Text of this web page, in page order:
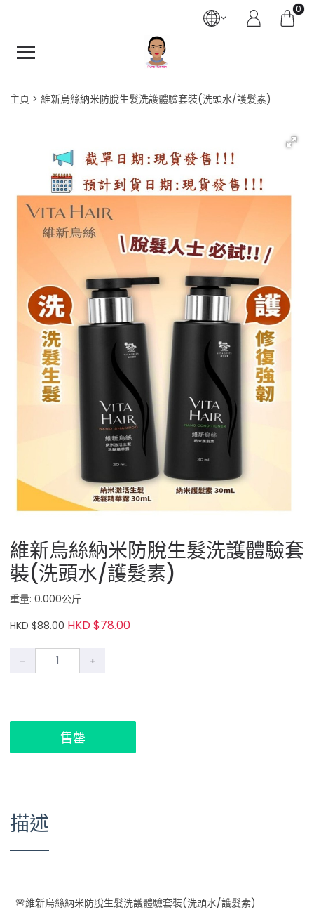
0
主頁 維新烏絲納米防脫生髮洗護體驗套裝(洗頭水/護髮素)
維新烏絲納米防脫生髮洗護體驗套
裝(洗頭水/護髮素)
重量: 0.000公斤
HKD $88.00HKD $78.00
- +
售罄
描述
🌸維新烏絲納米防脫生髮洗護體驗套裝(洗頭水/護髮素)